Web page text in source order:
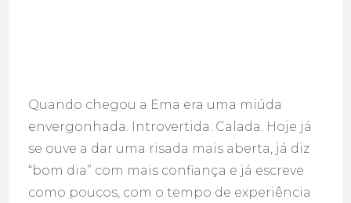
Quando chegou a Ema era uma miúda
envergonhada. Introvertida. Calada. Hoje já
se ouve a dar uma risada mais aberta, já diz
“bom dia” com mais confiança e já escreve
como poucos, com o tempo de experiência